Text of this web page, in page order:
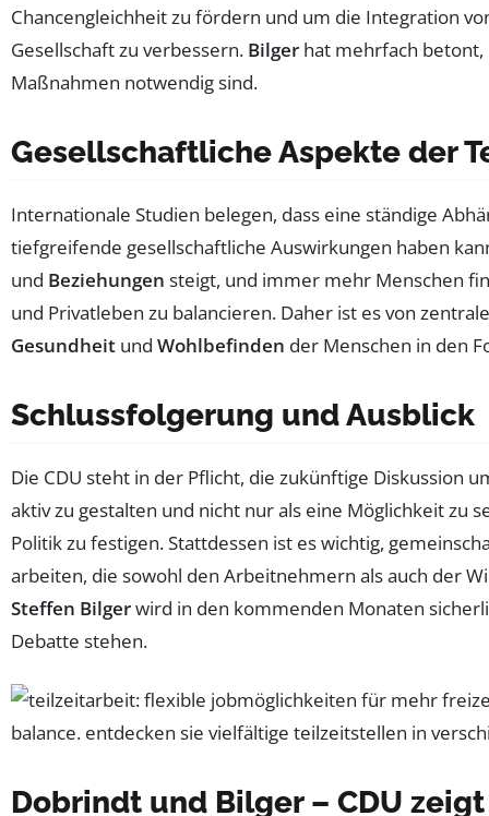
Chancengleichheit zu fördern und um die Integration
Gesellschaft zu verbessern. Bilger hat mehrfach
Maßnahmen notwendig sind.
Gesellschaftliche Aspekte der
Internationale Studien belegen, dass eine ständige
tiefgreifende gesellschaftliche Auswirkungen haben
und Beziehungen steigt, und immer mehr Menschen
und Privatleben zu balancieren. Daher ist es von
Gesundheit und Wohlbefinden der Menschen in den
Schlussfolgerung und Ausblick
Die CDU steht in der Pflicht, die zukünftige Diskussion
aktiv zu gestalten und nicht nur als eine Möglichkeit zu
Politik zu festigen. Stattdessen ist es wichtig,
arbeiten, die sowohl den Arbeitnehmern als auch der
Steffen Bilgerwird in den kommenden Monaten
Debatte stehen.
Dobrindt und Bilger – CDU